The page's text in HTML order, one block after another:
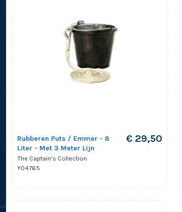
Rubberen Puts / Emmer - 8
Liter - Met 3 Meter Lijn
The Captain's Collection
Y04765
€ 29,50